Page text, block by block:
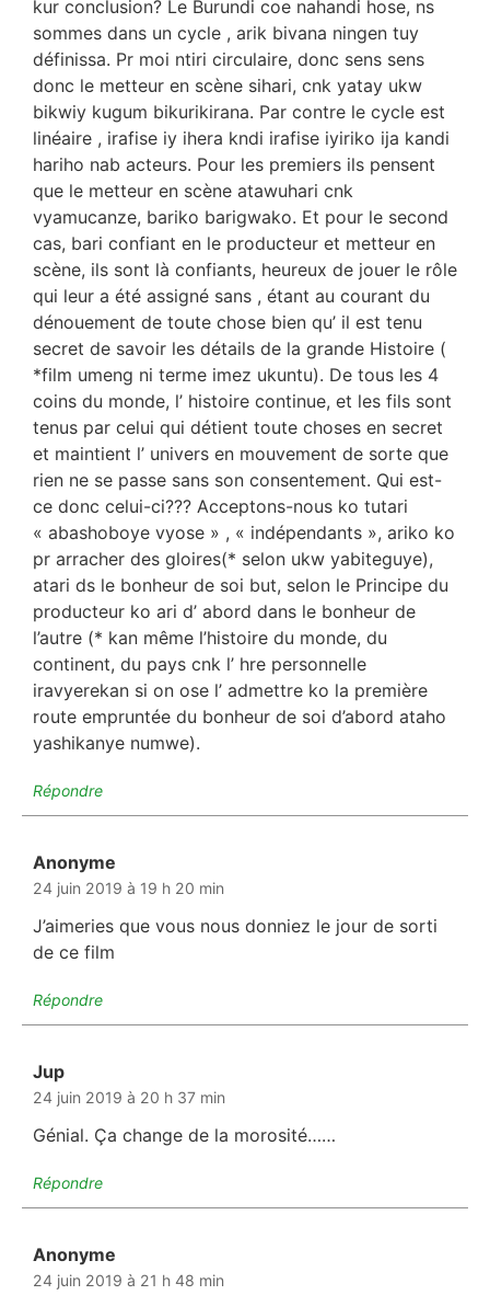
kur conclusion? Le Burundi coe nahandi hose, ns
sommes dans un cycle , arik bivana ningen tuy
définissa. Pr moi ntiri circulaire, donc sens sens
donc le metteur en scène sihari, cnk yatay ukw
bikwiy kugum bikurikirana. Par contre le cycle est
linéaire , irafise iy ihera kndi irafise iyiriko ija kandi
hariho nab acteurs. Pour les premiers ils pensent
que le metteur en scène atawuhari cnk
vyamucanze, bariko barigwako. Et pour le second
cas, bari confiant en le producteur et metteur en
scène, ils sont là confiants, heureux de jouer le rôle
qui leur a été assigné sans , étant au courant du
dénouement de toute chose bien qu’ il est tenu
secret de savoir les détails de la grande Histoire (
*film umeng ni terme imez ukuntu). De tous les 4
coins du monde, l’ histoire continue, et les fils sont
tenus par celui qui détient toute choses en secret
et maintient l’ univers en mouvement de sorte que
rien ne se passe sans son consentement. Qui est-
ce donc celui-ci??? Acceptons-nous ko tutari
« abashoboye vyose » , « indépendants », ariko ko
pr arracher des gloires(* selon ukw yabiteguye),
atari ds le bonheur de soi but, selon le Principe du
producteur ko ari d’ abord dans le bonheur de
l’autre (* kan même l’histoire du monde, du
continent, du pays cnk l’ hre personnelle
iravyerekan si on ose l’ admettre ko la première
route empruntée du bonheur de soi d’abord ataho
yashikanye numwe).
Répondre
Anonyme
24 juin 2019 à 19 h 20 min
J’aimeries que vous nous donniez le jour de sorti
de ce film
Répondre
Jup
24 juin 2019 à 20 h 37 min
Génial. Ça change de la morosité……
Répondre
Anonyme
24 juin 2019 à 21 h 48 min